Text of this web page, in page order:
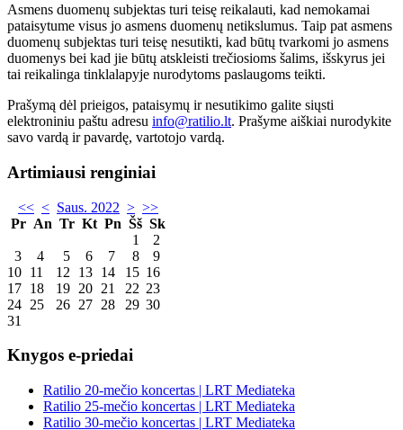
Asmens duomenų subjektas turi teisę reikalauti, kad nemokamai
pataisytume visus jo asmens duomenų netikslumus. Taip pat asmens
duomenų subjektas turi teisę nesutikti, kad būtų tvarkomi jo asmens
duomenys bei kad jie būtų atskleisti trečiosioms šalims, išskyrus jei
tai reikalinga tinklalapyje nurodytoms paslaugoms teikti.
Prašymą dėl prieigos, pataisymų ir nesutikimo galite siųsti
elektroniniu paštu adresu info@ratilio.lt. Prašyme aiškiai nurodykite
savo vardą ir pavardę, vartotojo vardą.
Artimiausi renginiai
<< < Saus. 2022 > >>
Pr An Tr Kt Pn Šš Sk
1
2
3
4 5 6 7 8
9
10 11 12 13 14 15 16
17 18 19 20 21 22 23
24 25 26 27 28 29 30
31
Knygos e-priedai
Ratilio 20-mečio koncertas | LRT Mediateka
Ratilio 25-mečio koncertas | LRT Mediateka
Ratilio 30-mečio koncertas | LRT Mediateka